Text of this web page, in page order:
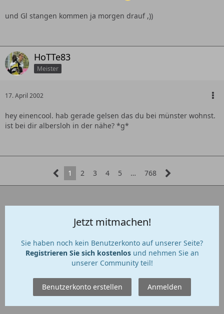
und Gl stangen kommen ja morgen drauf ,))
HoTTe83
Meister
17. April 2002
hey einencool. hab gerade gelsen das du bei münster wohnst.
ist bei dir albersloh in der nähe? *g*
1 2 3 4 5 … 768
Jetzt mitmachen!
Sie haben noch kein Benutzerkonto auf unserer Seite?
Registrieren Sie sich kostenlosund nehmen Sie an
unserer Community teil!
Benutzerkonto erstellen Anmelden